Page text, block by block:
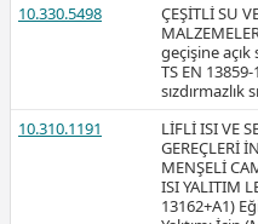
Ücretli
10.330.5498
ÇEŞİTLİ SU
geçişine açık
TS EN 13859-
sızdırmazlık
10.310.1191
LİFLİ ISI VE
GEREÇLERİ
MENŞELİ
ISI YALITIM
13162+A1)